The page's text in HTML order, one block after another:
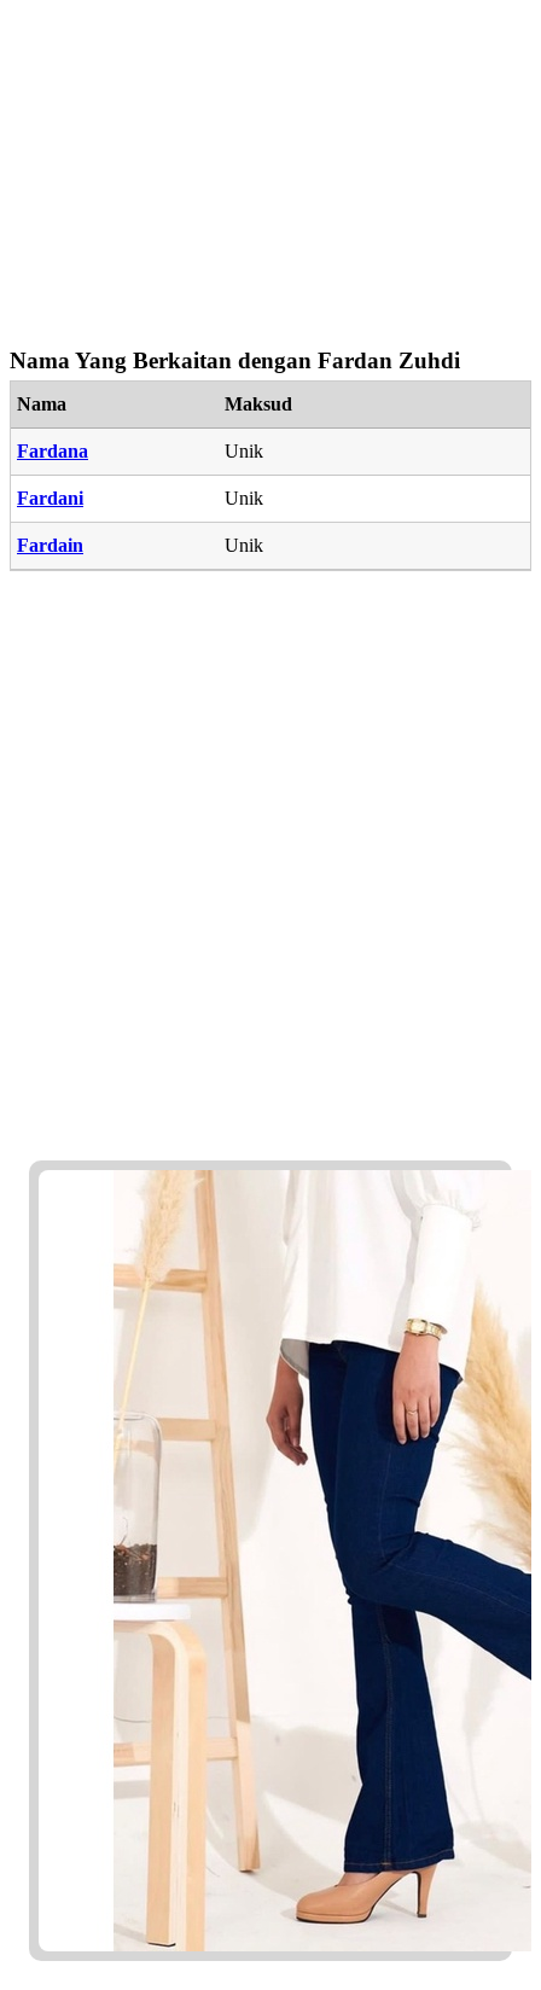
Nama Yang Berkaitan dengan Fardan Zuhdi
Nama Maksud
Fardana Unik
Fardani Unik
Fardain Unik